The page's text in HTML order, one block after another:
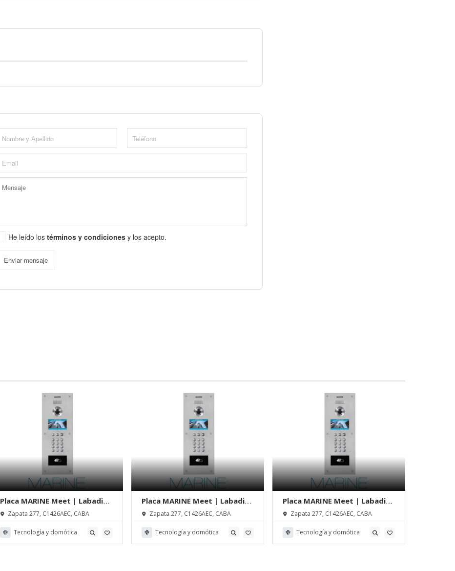
He leído los términos y condiciones y los acepto.
Enviar mensaje
Placa MARINE Meet | Labadie
Videosistemas
Zapata 277, C1426AEC, CABA
Tecnología y domótica
Placa MARINE Meet | Labadie
Videosistemas
Zapata 277, C1426AEC, CABA
Tecnología y domótica
Placa MARINE Meet | Labadie
Videosistemas
Zapata 277, C1426AEC, CABA
Tecnología y domótica